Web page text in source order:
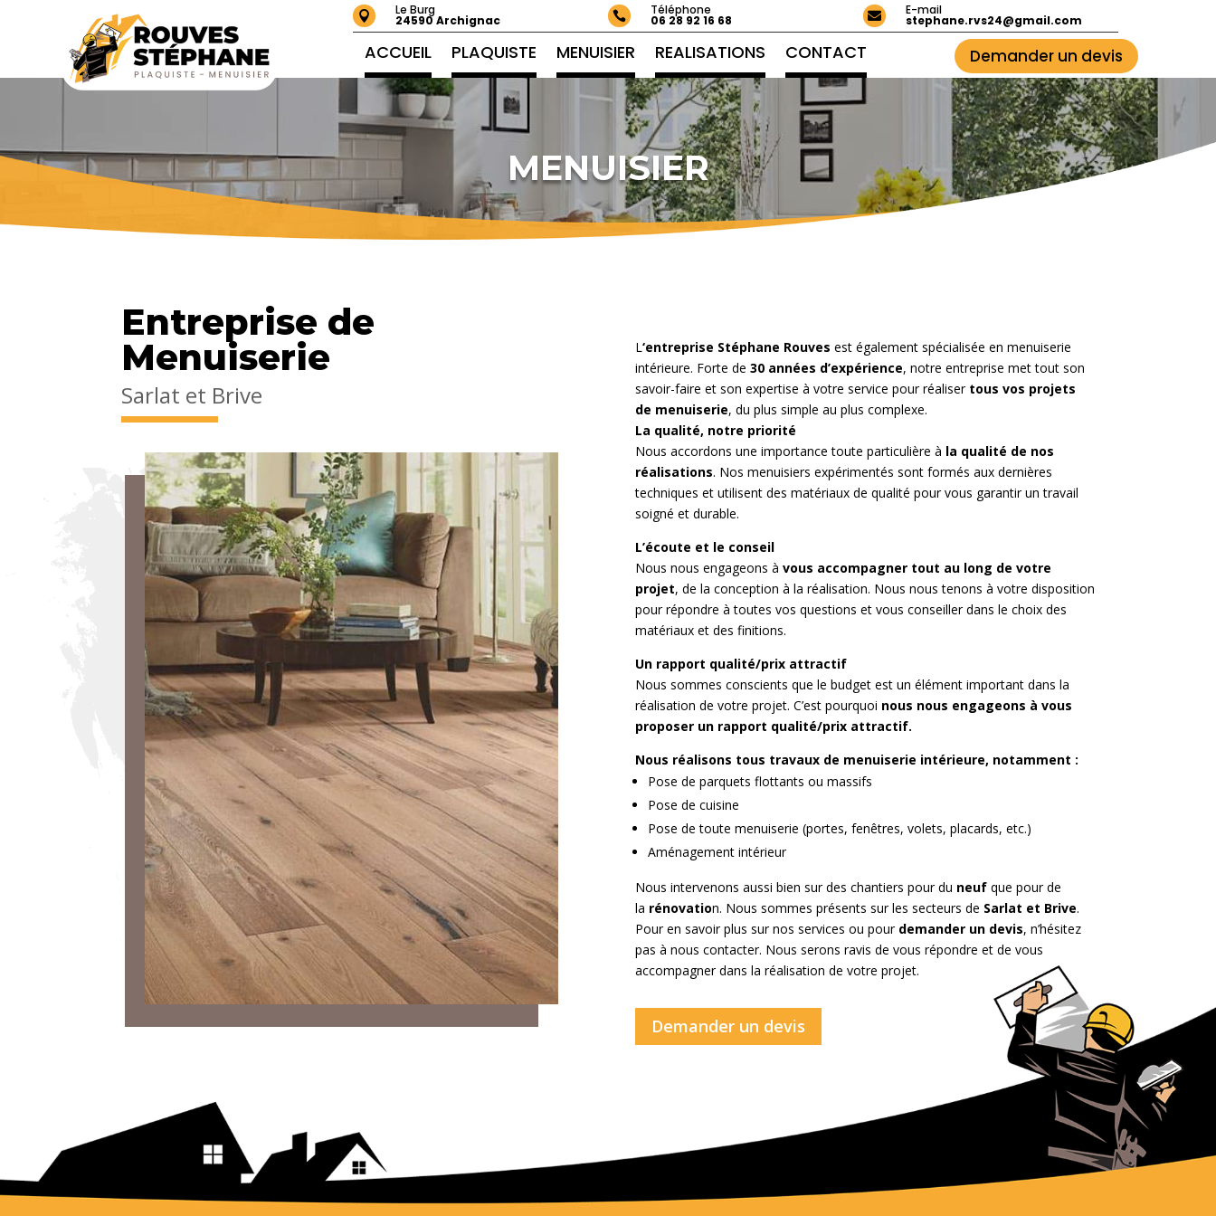
 Le Burg
24590 Archignac  Téléphone
06 28 92 16 68  E-mail
stephane.rvs24@gmail.com
ACCUEIL PLAQUISTE MENUISIER RÉALISATIONS CONTACT Demander un devis
MENUISIER
Entreprise de
Menuiserie
Sarlat et Brive
P
l
a
q
u
i
s
t
e
P
l
â
t
r
i
e
r
P
l
a
q
u
i
s
t
e
a
u
o
m
L‘entreprise Stéphane Rouves est également spécialisée en menuiserie
intérieure. Forte de 30 années d’expérience, notre entreprise met tout son
savoir-faire et son expertise à votre service pour réaliser tous vos projets
de menuiserie, du plus simple au plus complexe.
La qualité, notre priorité
Nous accordons une importance toute particulière à la qualité de nos
réalisations. Nos menuisiers expérimentés sont formés aux dernières
techniques et utilisent des matériaux de qualité pour vous garantir un travail
soigné et durable.
L’écoute et le conseil
Nous nous engageons à vous accompagner tout au long de votre
projet, de la conception à la réalisation. Nous nous tenons à votre disposition
pour répondre à toutes vos questions et vous conseiller dans le choix des
matériaux et des finitions.
Un rapport qualité/prix attractif
Nous sommes conscients que le budget est un élément important dans la
réalisation de votre projet. C’est pourquoi nous nous engageons à vous
proposer un rapport qualité/prix attractif.
Nous réalisons tous travaux de menuiserie intérieure, notamment :
Pose de parquets flottants ou massifs
Pose de cuisine
Pose de toute menuiserie (portes, fenêtres, volets, placards, etc.)
Aménagement intérieur
Nous intervenons aussi bien sur des chantiers pour du neuf que pour de
la rénovation. Nous sommes présents sur les secteurs de Sarlat et Brive.
Pour en savoir plus sur nos services ou pour demander un devis, n’hésitez
pas à nous contacter. Nous serons ravis de vous répondre et de vous
accompagner dans la réalisation de votre projet.
Demander un devis